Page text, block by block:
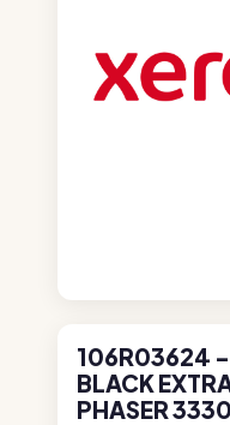
106R03624 -
BLACK
PHASER